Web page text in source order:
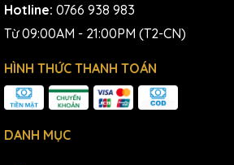
Hotline: 0766 938 983
Từ 09:00AM - 21:00PM (T2-CN)
HÌNH THỨC THANH TOÁN
DANH MỤC